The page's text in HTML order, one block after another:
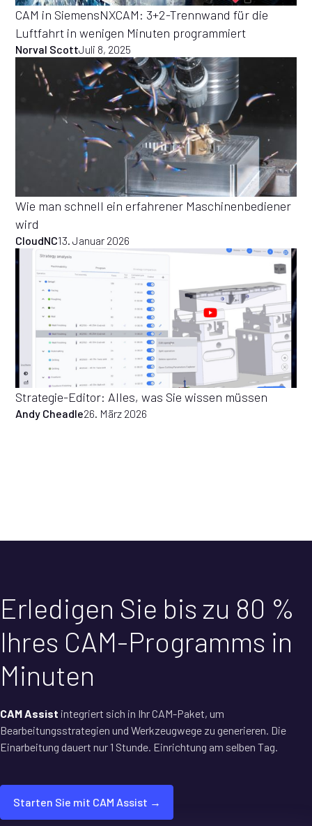
CAM in SiemensNXCAM: 3+2-Trennwand für die
Luftfahrt in wenigen Minuten programmiert
Norval ScottJuli 8, 2025
Wie man schnell ein erfahrener Maschinenbediener
wird
CloudNC13. Januar 2026
Strategie-Editor: Alles, was Sie wissen müssen
Andy Cheadle26. März 2026
Erledigen Sie bis zu 80 %
Ihres CAM-Programms in
Minuten
CAM Assist integriert sich in Ihr CAM-Paket, um
Bearbeitungsstrategien und Werkzeugwege zu generieren. Die
Einarbeitung dauert nur 1 Stunde. Einrichtung am selben Tag.
Starten Sie mit CAM Assist →